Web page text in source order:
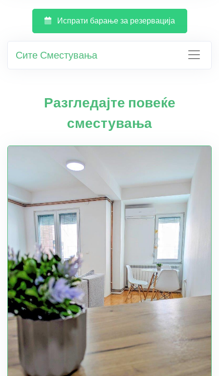
Испрати барање за резервација
Сите Сместувања
Разгледајте повеќе
сместувања